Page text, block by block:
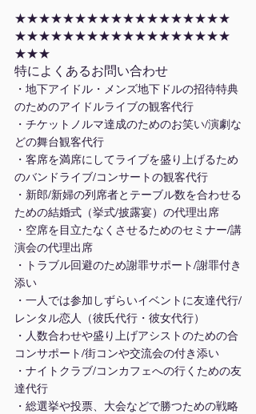
★★★★★★★★★★★★★★★★★★
★★★★★★★★★★★★★★★★★★
★★★
特によくあるお問い合わせ
・地下アイドル・メンズ地下ドルの招待特典
のためのアイドルライブの観客代行
・チケットノルマ達成のためのお笑い/演劇な
どの舞台観客代行
・客席を満席にしてライブを盛り上げるため
のバンドライブ/コンサートの観客代行
・新郎/新婦の列席者とテーブル数を合わせる
ための結婚式（挙式/披露宴）の代理出席
・空席を目立たなくさせるためのセミナー/講
演会の代理出席
・トラブル回避のため謝罪サポート/謝罪付き
添い
・一人では参加しずらいイベントに友達代行/
レンタル恋人（彼氏代行・彼女代行）
・人数合わせや盛り上げアシストのための合
コンサポート/街コンや交流会の付き添い
・ナイトクラブ/コンカフェへの行くための友
達代行
・総選挙や投票、大会などで勝つための戦略